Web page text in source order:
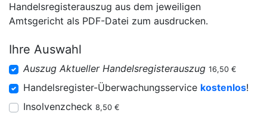
Handelsregisterauszug aus dem jeweiligen
Amtsgericht als PDF-Datei zum ausdrucken.
Ihre Auswahl
Auszug Aktueller Handelsregisterauszug 16,50 €
Handelsregister-Überwachungsservice kostenlos!
Insolvenzcheck 8,50 €